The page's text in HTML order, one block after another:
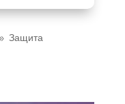
9 Защита